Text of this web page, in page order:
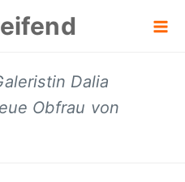
Dalia
Obfrau von